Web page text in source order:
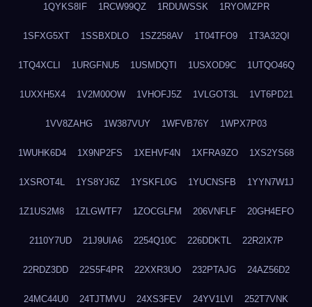
1QYKS8IF 1RCW99QZ 1RDUWSSK 1RYOMZPR
1SFXG5XT 1SSBXDLO 1SZ258AV 1T04TFO9 1T3A32QI
1TQ4XCLI 1URGFNU5 1USMDQTI 1USXOD9C 1UTQO46Q
1UXXH5X4 1V2M00OW 1VHOFJ5Z 1VLGOT3L 1VT6PD21
1VV8ZAHG 1W387VUY 1WFVB76Y 1WPX7P03
1WUHK6D4 1X9NP2FS 1XEHVF4N 1XFRA9ZO 1XS2YS68
1XSROT4L 1YS8YJ6Z 1YSKFL0G 1YUCNSFB 1YYN7W1J
1Z1US2M8 1ZLGWTF7 1ZOCGLFM 206VNFLF 20GH4EFO
2110Y7UD 21J9UIA6 2254Q10C 226DDKTL 22R2IX7P
22RDZ3DD 22S5F4PR 22XXR3UO 232PTAJG 24AZ56D2
24MC44U0 24TJTMVU 24XS3FEV 24YV1LVI 252T7VNK